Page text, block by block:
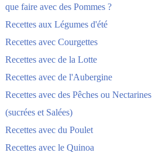
que faire avec des Pommes ?
Recettes aux Légumes d'été
Recettes avec Courgettes
Recettes avec de la Lotte
Recettes avec de l'Aubergine
Recettes avec des Pêches ou Nectarines
(sucrées et Salées)
Recettes avec du Poulet
Recettes avec le Quinoa